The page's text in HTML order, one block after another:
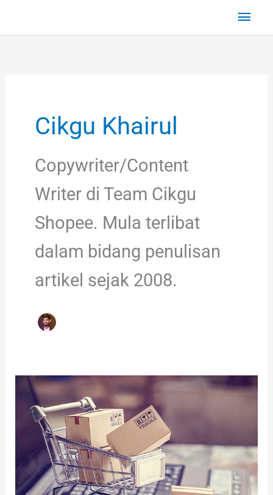
Main
Cikgu Khairul
Copywriter/Content
Writer di Team Cikgu
Shopee. Mula terlibat
dalam bidang penulisan
artikel sejak 2008.
Produk
Terlaris